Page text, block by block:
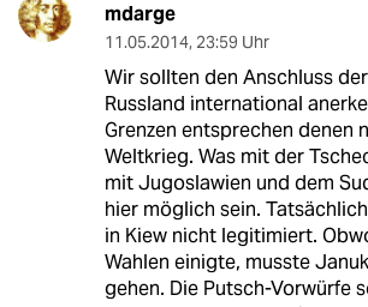
mdarge
11.05.2014, 23:59 Uhr
Wir sollten den Anschluss
Russland international
Grenzen entsprechen denen
Weltkrieg. Was mit der
mit Jugoslawien und dem
hier möglich sein.
in Kiew nicht legitimiert.
Wahlen einigte, musste
gehen. Die Putsch-Vorwürfe